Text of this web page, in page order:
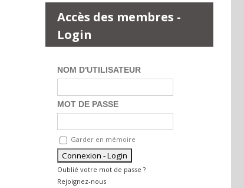
Accès des membres -
Login
NOM D'UTILISATEUR
MOT DE PASSE
Garder en mémoire
Oublié votre mot de passe ?
Rejoignez-nous